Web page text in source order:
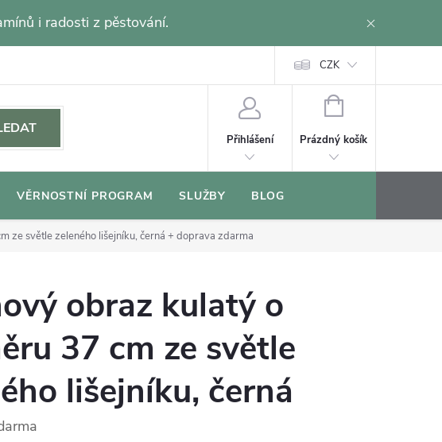
i radosti z pěstování.
CZK
Přihlášení
NÁKUPNÍ
Prázdný košík
VĚRNOSTNÍ PROGRAM SLUŽBY BLOG
ze světle zeleného lišejníku, černá + doprava zdarma
obraz kulatý o
37 cm ze světle
lišejníku, černá